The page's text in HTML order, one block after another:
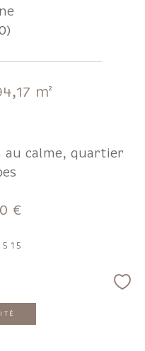
m²
au calme, quartier
€